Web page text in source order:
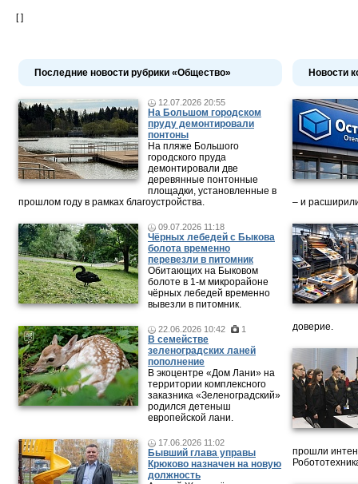
[ ]
Последние новости рубрики «Общество»
12.07.2026 20:55
На Большом городском
пруду демонтировали
понтоны
На пляже Большого
городского пруда
демонтировали две
деревянные понтонные
площадки, установленные в
прошлом году в рамках благоустройства.
09.07.2026 11:18
Чёрных лебедей с Быкова
болота временно
перевезли в питомник
Обитающих на Быковом
болоте в 1-м микрорайоне
чёрных лебедей временно
вывезли в питомник.
22.06.2026 10:42 1
В семействе
зеленоградских ланей
пополнение
В экоцентре «Дом Лани» на
территории комплексного
заказника «Зеленоградский»
родился детеныш
европейской лани.
17.06.2026 11:02
Бывший глава управы
Крюково назначен на новую
должность
Новости
– и
доверие.
прошли